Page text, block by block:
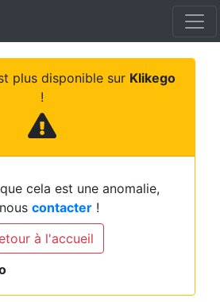
plus disponible sur Klikego
!
cela est une anomalie,
contacter !
à l'accueil